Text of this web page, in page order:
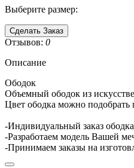
Выберите размер:
Сделать Заказ
Отзывов: 0
Описание
Ободок
Объемный ободок из
Цвет ободка можно подобрать
-Индивидуальный заказ
-Разработаем модель Вашей
-Принимаем заказы на